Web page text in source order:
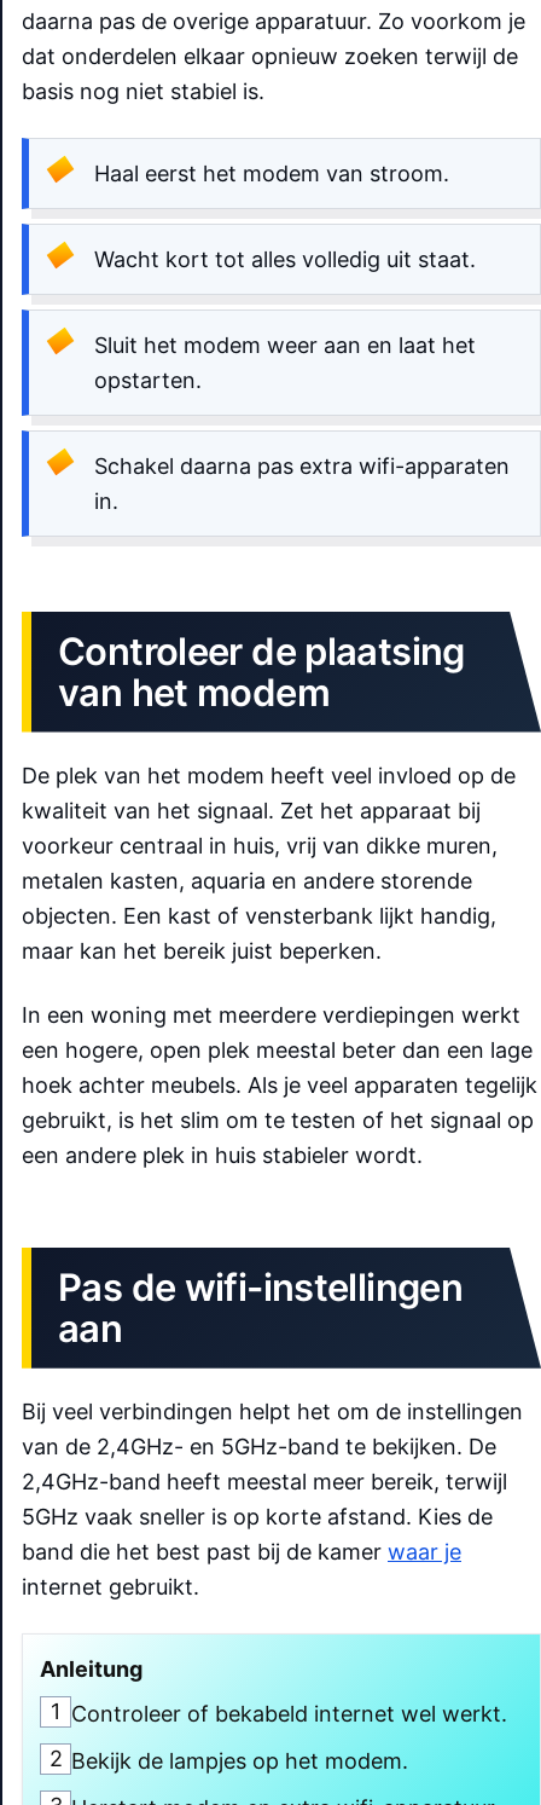
daarna pas de overige apparatuur. Zo voorkom je
dat onderdelen elkaar opnieuw zoeken terwijl de
basis nog niet stabiel is.
Haal eerst het modem van stroom.
Wacht kort tot alles volledig uit staat.
Sluit het modem weer aan en laat het
opstarten.
Schakel daarna pas extra wifi-apparaten
in.
Controleer de plaatsing
van het modem
De plek van het modem heeft veel invloed op de
kwaliteit van het signaal. Zet het apparaat bij
voorkeur centraal in huis, vrij van dikke muren,
metalen kasten, aquaria en andere storende
objecten. Een kast of vensterbank lijkt handig,
maar kan het bereik juist beperken.
In een woning met meerdere verdiepingen werkt
een hogere, open plek meestal beter dan een lage
hoek achter meubels. Als je veel apparaten tegelijk
gebruikt, is het slim om te testen of het signaal op
een andere plek in huis stabieler wordt.
Pas de wifi-instellingen
aan
Bij veel verbindingen helpt het om de instellingen
van de 2,4GHz- en 5GHz-band te bekijken. De
2,4GHz-band heeft meestal meer bereik, terwijl
5GHz vaak sneller is op korte afstand. Kies de
band die het best past bij de kamer waar je
internet gebruikt.
Anleitung
1 Controleer of bekabeld internet wel werkt.
2 Bekijk de lampjes op het modem.